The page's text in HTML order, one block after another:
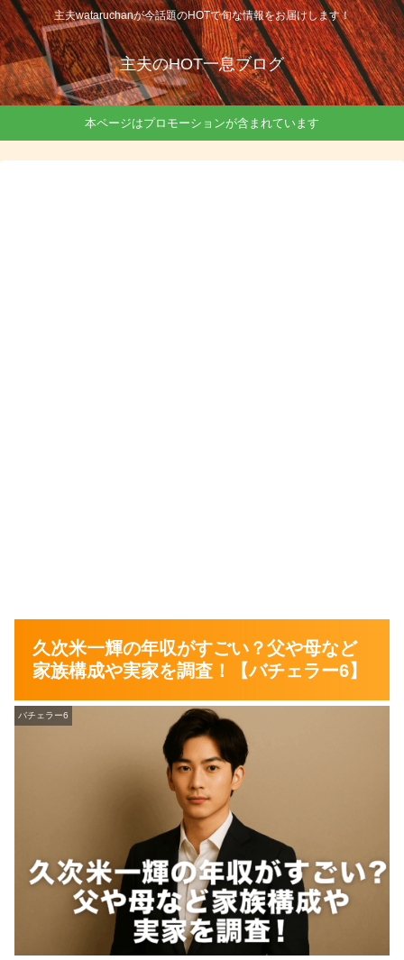
主夫wataruchanが今話題のHOTで旬な情報をお届けします！
主夫のHOT一息ブログ
本ページはプロモーションが含まれています
久次米一輝の年収がすごい？父や母など
家族構成や実家を調査！【バチェラー6】
バチェラー6